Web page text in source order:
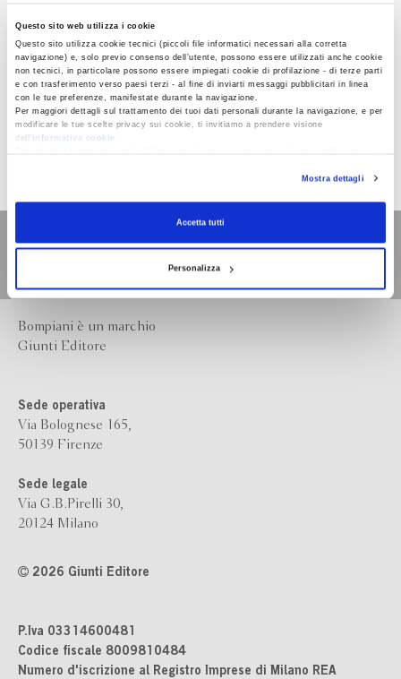
Questo sito web utilizza i cookie
Questo sito utilizza cookie tecnici (piccoli file informatici necessari alla corretta
navigazione) e, solo previo consenso dell’utente, possono essere utilizzati anche cookie
non tecnici, in particolare possono essere impiegati cookie di profilazione - di terze parti
e con trasferimento verso paesi terzi - al fine di inviarti messaggi pubblicitari in linea
con le tue preferenze, manifestate durante la navigazione.
Per maggiori dettagli sul trattamento dei tuoi dati personali durante la navigazione, e per
modificare le tue scelte privacy sui cookie, ti invitiamo a prendere visione
dell’
informativa cookie
RevocaMostra dettagli
Accetta tutti
Personalizza
21023 - Besozzo (VA)
Gaia ManzinipresentaNessuna parola dice di noipresso il
Comune di Besozzo (VA).
Bompiani è un marchio
Giunti Editore
Sede operativa
Via Bolognese 165,
50139 Firenze
Sede legale
Via G.B.Pirelli 30,
20124 Milano
2026 Giunti Editore
P.Iva 03314600481
Codice fiscale 8009810484
Numero d'iscrizione al Registro Imprese di Milano REA